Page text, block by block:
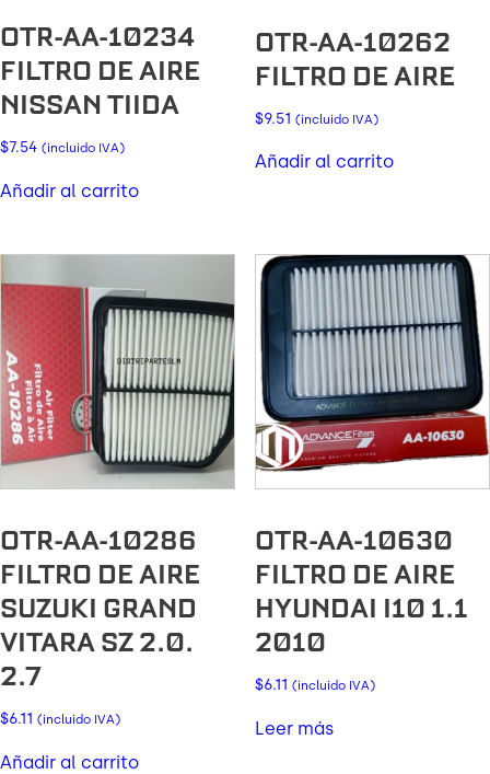
OTR-AA-10234
FILTRO DE AIRE
NISSAN TIIDA
$7.54 (incluido IVA)
Añadir al carrito
OTR-AA-10262
FILTRO DE AIRE
$9.51 (incluido IVA)
Añadir al carrito
OTR-AA-10286
FILTRO DE AIRE
SUZUKI GRAND
VITARA SZ 2.0.
2.7
$6.11 (incluido IVA)
Añadir al carrito
OTR-AA-10630
FILTRO DE AIRE
HYUNDAI I10 1.1
2010
$6.11 (incluido IVA)
Leer más